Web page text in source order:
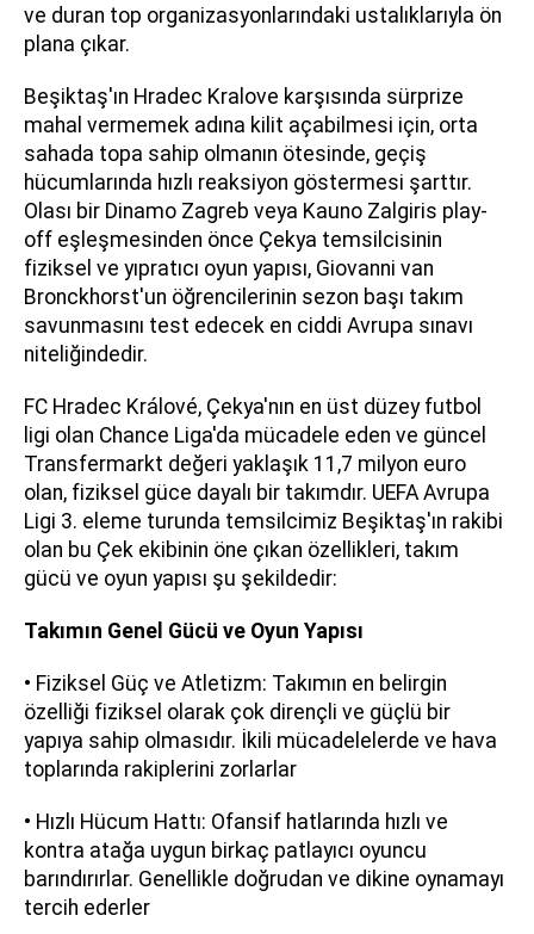
ve duran top organizasyonlarındaki ustalıklarıyla ön
plana çıkar.
Beşiktaş'ın Hradec Kralove karşısında sürprize
mahal vermemek adına kilit açabilmesi için, orta
sahada topa sahip olmanın ötesinde, geçiş
hücumlarında hızlı reaksiyon göstermesi şarttır.
Olası bir Dinamo Zagreb veya Kauno Zalgiris play-
off eşleşmesinden önce Çekya temsilcisinin
fiziksel ve yıpratıcı oyun yapısı, Giovanni van
Bronckhorst'un öğrencilerinin sezon başı takım
savunmasını test edecek en ciddi Avrupa sınavı
niteliğindedir.
FC Hradec Králové, Çekya'nın en üst düzey futbol
ligi olan Chance Liga'da mücadele eden ve güncel
Transfermarkt değeri yaklaşık 11,7 milyon euro
olan, fiziksel güce dayalı bir takımdır. UEFA Avrupa
Ligi 3. eleme turunda temsilcimiz Beşiktaş'ın rakibi
olan bu Çek ekibinin öne çıkan özellikleri, takım
gücü ve oyun yapısı şu şekildedir:
Takımın Genel Gücü ve Oyun Yapısı
• Fiziksel Güç ve Atletizm: Takımın en belirgin
özelliği fiziksel olarak çok dirençli ve güçlü bir
yapıya sahip olmasıdır. İkili mücadelelerde ve hava
toplarında rakiplerini zorlarlar
• Hızlı Hücum Hattı: Ofansif hatlarında hızlı ve
kontra atağa uygun birkaç patlayıcı oyuncu
barındırırlar. Genellikle doğrudan ve dikine oynamayı
tercih ederler